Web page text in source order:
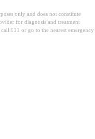
only and does not constitute
for diagnosis and treatment
911 or go to the nearest emergency